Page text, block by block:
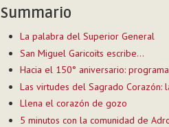
Summario
La palabra del Superior General
San Miguel Garicoïts escribe...
Hacia el 150° aniversario: programa
Las virtudes del Sagrado Corazón:
Llena el corazón de gozo
5 minutos con la comunidad de